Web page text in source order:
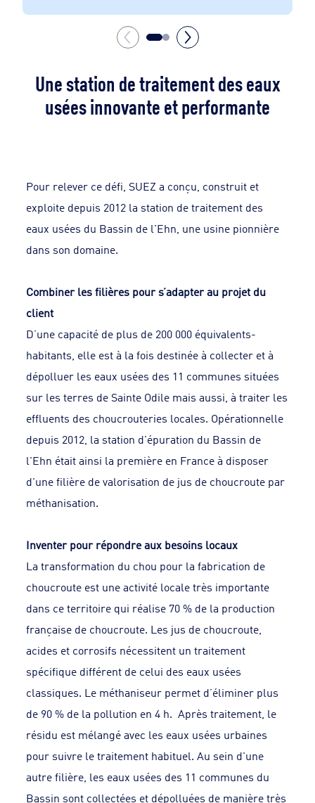
Une station de traitement des eaux
usées innovante et performante
Pour relever ce défi, SUEZ a conçu, construit et
exploite depuis 2012 la station de traitement des
eaux usées du Bassin de l'Ehn, une usine pionnière
dans son domaine.
Combiner les filières pour s’adapter au projet du
client
D’une capacité de plus de 200 000 équivalents-
habitants, elle est à la fois destinée à collecter et à
dépolluer les eaux usées des 11 communes situées
sur les terres de Sainte Odile mais aussi, à traiter les
effluents des choucrouteries locales. Opérationnelle
depuis 2012, la station d'épuration du Bassin de
l'Ehn était ainsi la première en France à disposer
d'une filière de valorisation de jus de choucroute par
méthanisation.
Inventer pour répondre aux besoins locaux
La transformation du chou pour la fabrication de
choucroute est une activité locale très importante
dans ce territoire qui réalise 70 % de la production
française de choucroute. Les jus de choucroute,
acides et corrosifs nécessitent un traitement
spécifique différent de celui des eaux usées
classiques. Le méthaniseur permet d’éliminer plus
de 90 % de la pollution en 4 h. Après traitement, le
résidu est mélangé avec les eaux usées urbaines
pour suivre le traitement habituel. Au sein d'une
autre filière, les eaux usées des 11 communes du
Bassin sont collectées et dépolluées de manière très